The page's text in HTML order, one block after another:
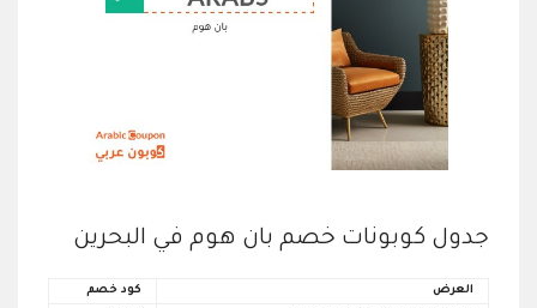
جدول كوبونات خصم بان هوم في البحرين
العرض
كود خصم